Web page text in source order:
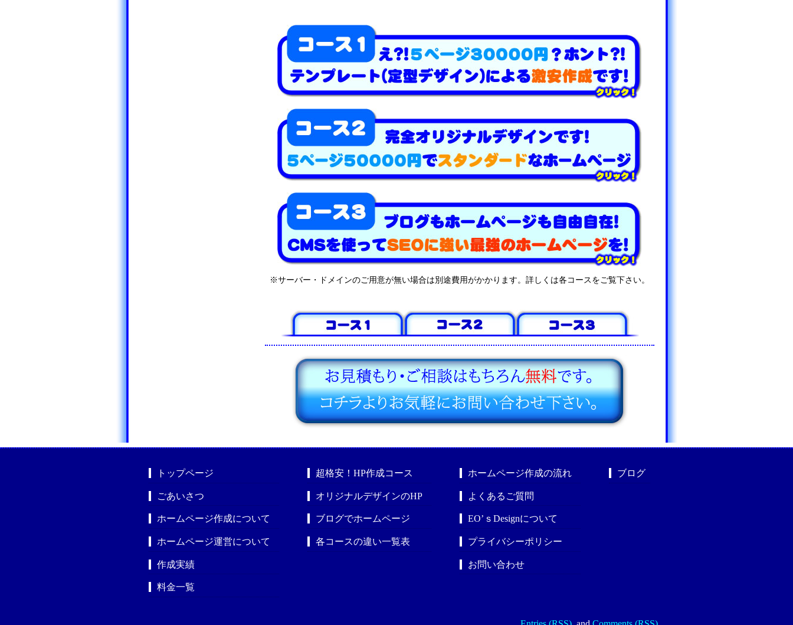
※サーバー・ドメインのご用意が無い場合は別途費用がかかります。詳しくは各コースをご覧下さい。
トップページ
ごあいさつ
ホームページ作成について
ホームページ運営について
作成実績
料金一覧
超格安！HP作成コース
オリジナルデザインのHP
ブログでホームページ
各コースの違い一覧表
ホームページ作成の流れ
よくあるご質問
EO’ｓDesignについて
プライバシーポリシー
お問い合わせ
ブログ